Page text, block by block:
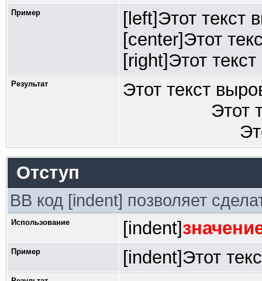
Пример
[left]Этот текст
[center]Этот
[right]Этот
Результат
Этот текст
Этот
Отступ
BB код [indent] позволяет
Использование [indent]
Пример [indent]Этот